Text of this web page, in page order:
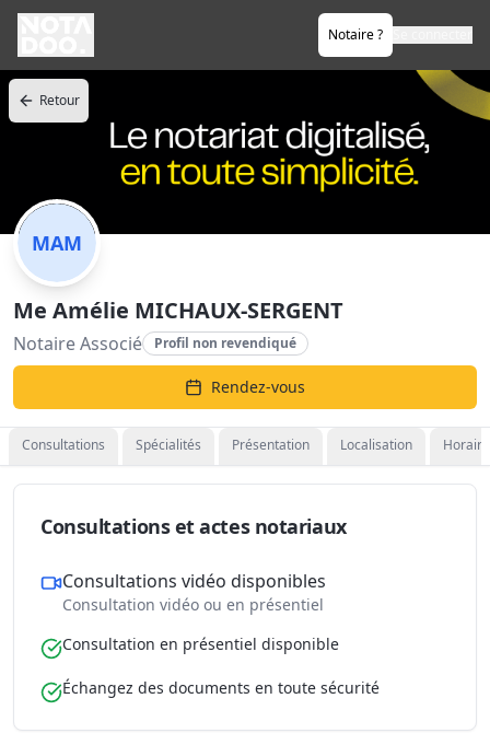
Notaire ?
Retour
MAM
Me Amélie MICHAUX-SERGENT
Notaire Associé Profil non revendiqué
Rendez-vous
Consultations Spécialités Présentation Localisation
Consultations et actes notariaux
Consultations vidéo disponibles
Consultation vidéo ou en présentiel
Consultation en présentiel disponible
Échangez des documents en toute sécurité